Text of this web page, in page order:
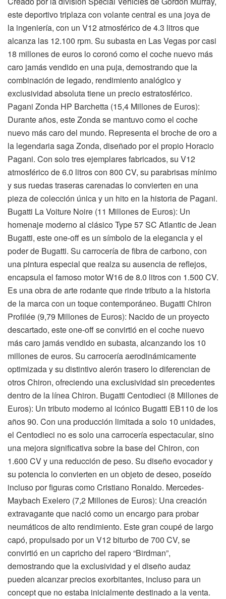
este deportivo triplaza con volante central es una joya de
la ingeniería, con un V12 atmosférico de 4.3 litros que
alcanza las 12.100 rpm. Su subasta en Las Vegas por casi
18 millones de euros lo coronó como el coche nuevo más
caro jamás vendido en una puja, demostrando que la
combinación de legado, rendimiento analógico y
exclusividad absoluta tiene un precio estratosférico.
Pagani Zonda HP Barchetta (15,4 Millones de Euros):
Durante años, este Zonda se mantuvo como el coche
nuevo más caro del mundo. Representa el broche de oro a
la legendaria saga Zonda, diseñado por el propio Horacio
Pagani. Con solo tres ejemplares fabricados, su V12
atmosférico de 6.0 litros con 800 CV, su parabrisas mínimo
y sus ruedas traseras carenadas lo convierten en una
pieza de colección única y un hito en la historia de Pagani.
Bugatti La Voiture Noire (11 Millones de Euros): Un
homenaje moderno al clásico Type 57 SC Atlantic de Jean
Bugatti, este one-off es un símbolo de la elegancia y el
poder de Bugatti. Su carrocería de fibra de carbono, con
una pintura especial que realza su ausencia de reflejos,
encapsula el famoso motor W16 de 8.0 litros con 1.500 CV.
Es una obra de arte rodante que rinde tributo a la historia
de la marca con un toque contemporáneo. Bugatti Chiron
Profilée (9,79 Millones de Euros): Nacido de un proyecto
descartado, este one-off se convirtió en el coche nuevo
más caro jamás vendido en subasta, alcanzando los 10
millones de euros. Su carrocería aerodinámicamente
optimizada y su distintivo alerón trasero lo diferencian de
otros Chiron, ofreciendo una exclusividad sin precedentes
dentro de la línea Chiron. Bugatti Centodieci (8 Millones de
Euros): Un tributo moderno al icónico Bugatti EB110 de los
años 90. Con una producción limitada a solo 10 unidades,
el Centodieci no es solo una carrocería espectacular, sino
una mejora significativa sobre la base del Chiron, con
1.600 CV y una reducción de peso. Su diseño evocador y
su potencia lo convierten en un objeto de deseo, poseído
incluso por figuras como Cristiano Ronaldo. Mercedes-
Maybach Exelero (7,2 Millones de Euros): Una creación
extravagante que nació como un encargo para probar
neumáticos de alto rendimiento. Este gran coupé de largo
capó, propulsado por un V12 biturbo de 700 CV, se
convirtió en un capricho del rapero “Birdman”,
demostrando que la exclusividad y el diseño audaz
pueden alcanzar precios exorbitantes, incluso para un
concept que no estaba inicialmente destinado a la venta.